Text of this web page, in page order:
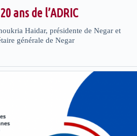
ans de l’ADRIC
Haidar, présidente de Negar et
générale de Negar